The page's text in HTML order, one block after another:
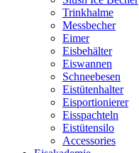
Trinkhalme
Messbecher
Eimer
Eisbehälter
Eiswannen
Schneebesen
Eistütenhalter
Eisportionierer
Eisspachteln
Eistütensilo
Accessories